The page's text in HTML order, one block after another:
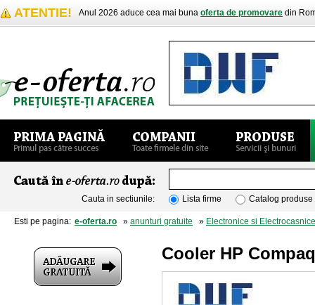
ATENTIE! Anul 2026 aduce cea mai buna oferta de promovare din
Cauta in sectiunile: Lista firme Catalog produse
Esti pe pagina: e-oferta.ro » anunturi gratuite » Electronice si Electrocasnice
Cooler HP